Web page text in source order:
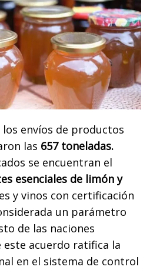
los envíos de productos
las 657 toneladas.
se encuentran el
esenciales de limón y
y vinos con certificación
un parámetro
de las naciones
acuerdo ratifica la
en el sistema de control